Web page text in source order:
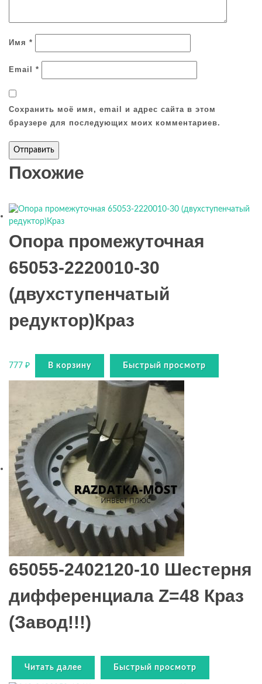
Имя *
Email *
Сохранить моё имя, email и адрес сайта в этом
браузере для последующих моих комментариев.
Похожие
Опора промежуточная
65053-2220010-30
(двухступенчатый
редуктор)Краз
777 ₽ В корзину Быстрый просмотр
65055-2402120-10 Шестерня
дифференциала Z=48 Краз
(Завод!!!)
Читать далее Быстрый просмотр